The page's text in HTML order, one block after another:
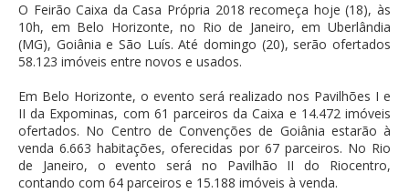
O Feirão Caixa da Casa Própria 2018 recomeça hoje (18), às
10h, em Belo Horizonte, no Rio de Janeiro, em Uberlândia
(MG), Goiânia e São Luís. Até domingo (20), serão ofertados
58.123 imóveis entre novos e usados.
Em Belo Horizonte, o evento será realizado nos Pavilhões I e
II da Expominas, com 61 parceiros da Caixa e 14.472 imóveis
ofertados. No Centro de Convenções de Goiânia estarão à
venda 6.663 habitações, oferecidas por 67 parceiros. No Rio
de Janeiro, o evento será no Pavilhão II do Riocentro,
contando com 64 parceiros e 15.188 imóveis à venda.